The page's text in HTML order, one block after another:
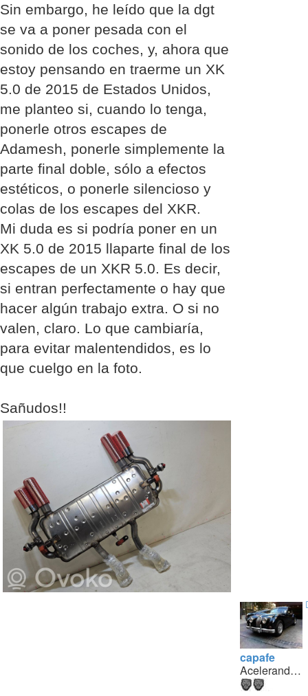
Sin embargo, he leído que la dgt
se va a poner pesada con el
sonido de los coches, y, ahora que
estoy pensando en traerme un XK
5.0 de 2015 de Estados Unidos,
me planteo si, cuando lo tenga,
ponerle otros escapes de
Adamesh, ponerle simplemente la
parte final doble, sólo a efectos
estéticos, o ponerle silencioso y
colas de los escapes del XKR.
Mi duda es si podría poner en un
XK 5.0 de 2015 llaparte final de los
escapes de un XKR 5.0. Es decir,
si entran perfectamente o hay que
hacer algún trabajo extra. O si no
valen, claro. Lo que cambiaría,
para evitar malentendidos, es lo
que cuelgo en la foto.
Sañudos!!
capafe
Acelerando...